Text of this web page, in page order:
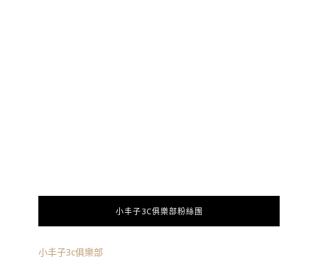
小丰子3C俱樂部粉絲團
小丰子3c俱樂部